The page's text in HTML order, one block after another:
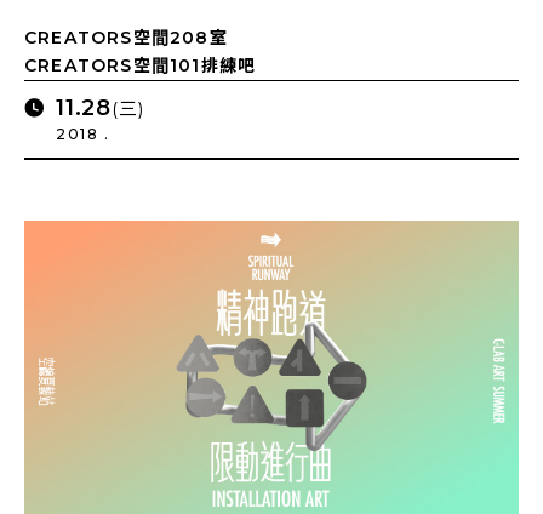
CREATORS空間208室
CREATORS空間101排練吧
11.28(三)
2018 .